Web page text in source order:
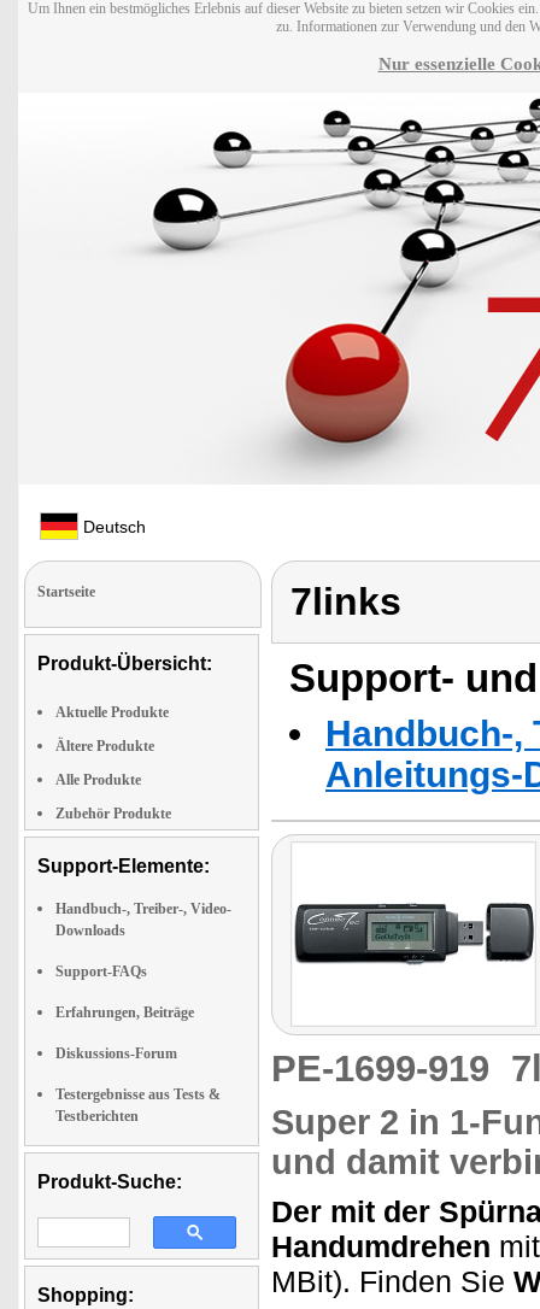
Um Ihnen ein bestmögliches Erlebnis auf dieser Website zu bieten setzen wir Cookies
zu. Informationen zur Verwendung und den
Nur essenzielle
Deutsch
Startseite
Produkt-Übersicht:
Aktuelle Produkte
Ältere Produkte
Alle Produkte
Zubehör Produkte
Support-Elemente:
Handbuch-, Treiber-, Video-
Downloads
Support-FAQs
Erfahrungen, Beiträge
Diskussions-Forum
Testergebnisse aus Tests &
Testberichten
Produkt-Suche:
Shopping:
7links
Support-
Handbuch-,
Anleitungs-
PE-1699-919
Super 2 in 1-
und damit
Der mit der
Handumdrehen
MBit). Finden Sie